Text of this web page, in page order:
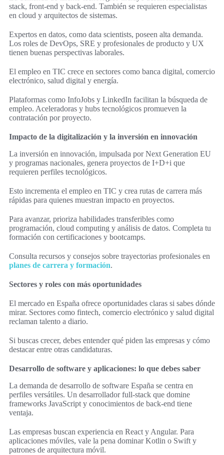
stack, front-end y back-end. También se requieren especialistas
en cloud y arquitectos de sistemas.
Expertos en datos, como data scientists, poseen alta demanda.
Los roles de DevOps, SRE y profesionales de producto y UX
tienen buenas perspectivas laborales.
El empleo en TIC crece en sectores como banca digital, comercio
electrónico, salud digital y energía.
Plataformas como InfoJobs y LinkedIn facilitan la búsqueda de
empleo. Aceleradoras y hubs tecnológicos promueven la
contratación por proyecto.
Impacto de la digitalización y la inversión en innovación
La inversión en innovación, impulsada por Next Generation EU
y programas nacionales, genera proyectos de I+D+i que
requieren perfiles tecnológicos.
Esto incrementa el empleo en TIC y crea rutas de carrera más
rápidas para quienes muestran impacto en proyectos.
Para avanzar, prioriza habilidades transferibles como
programación, cloud computing y análisis de datos. Completa tu
formación con certificaciones y bootcamps.
Consulta recursos y consejos sobre trayectorias profesionales en
planes de carrera y formación.
Sectores y roles con más oportunidades
El mercado en España ofrece oportunidades claras si sabes dónde
mirar. Sectores como fintech, comercio electrónico y salud digital
reclaman talento a diario.
Si buscas crecer, debes entender qué piden las empresas y cómo
destacar entre otras candidaturas.
Desarrollo de software y aplicaciones: lo que debes saber
La demanda de desarrollo de software España se centra en
perfiles versátiles. Un desarrollador full-stack que domine
frameworks JavaScript y conocimientos de back-end tiene
ventaja.
Las empresas buscan experiencia en React y Angular. Para
aplicaciones móviles, vale la pena dominar Kotlin o Swift y
patrones de arquitectura móvil.